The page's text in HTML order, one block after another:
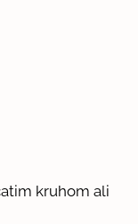
kruhom ali